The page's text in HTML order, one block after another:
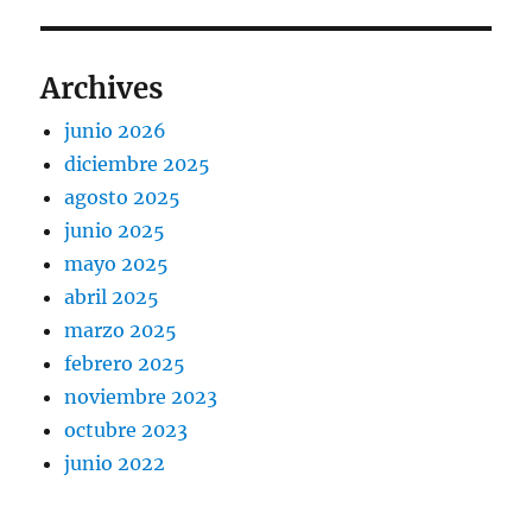
Archives
junio 2026
diciembre 2025
agosto 2025
junio 2025
mayo 2025
abril 2025
marzo 2025
febrero 2025
noviembre 2023
octubre 2023
junio 2022